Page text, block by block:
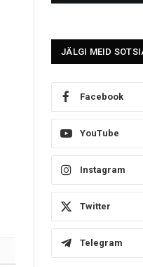
JÄLGI MEID
Facebook
YouTube
Instagram
Twitter
Telegram